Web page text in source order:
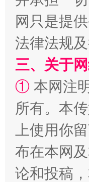
“蜀中异人”王
网只是提
法律法规
三、关于
① 本网注
所有。本
上使用你
布在本网
论和投稿